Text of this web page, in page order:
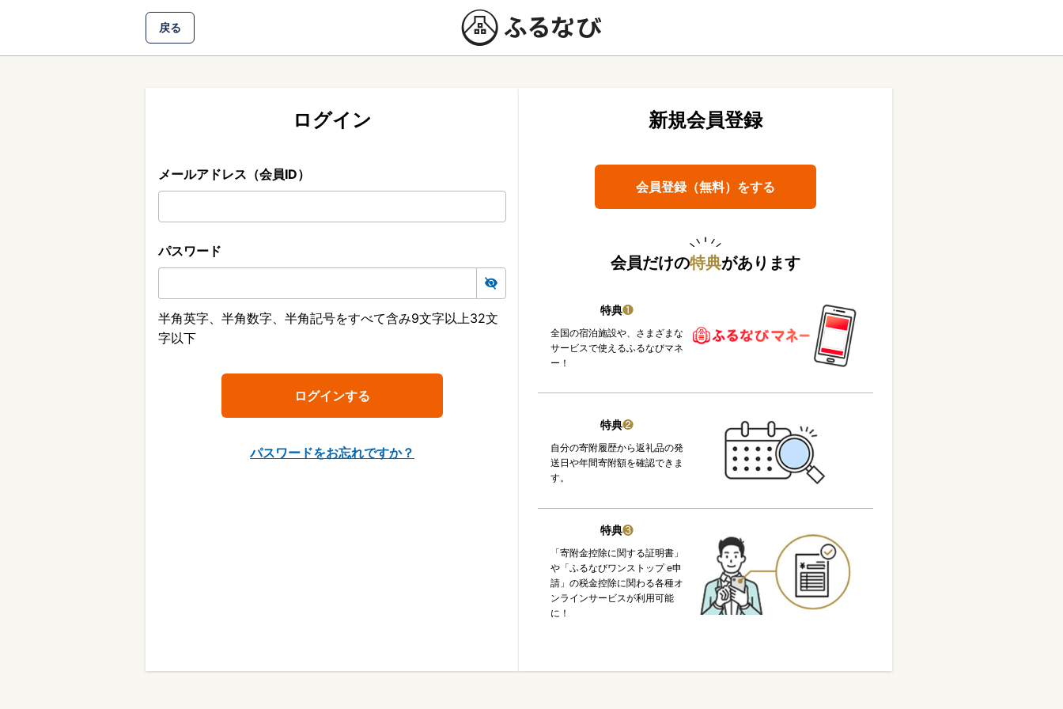
戻る
ログイン
メールアドレス（会員ID）
パスワード
半角英字、半角数字、半角記号をすべて含み9文字以上32文
字以下
パスワードをお忘れですか？
新規会員登録
会員登録（無料）をする
会員だけの特典があります
特典❶
全国の宿泊施設や、さまざまな
サービスで使えるふるなびマネ
ー！
特典❷
自分の寄附履歴から返礼品の発
送日や年間寄附額を確認できま
す。
特典❸
「寄附金控除に関する証明書」
や「ふるなびワンストップ e申
請」の税金控除に関わる各種オ
ンラインサービスが利用可能
に！